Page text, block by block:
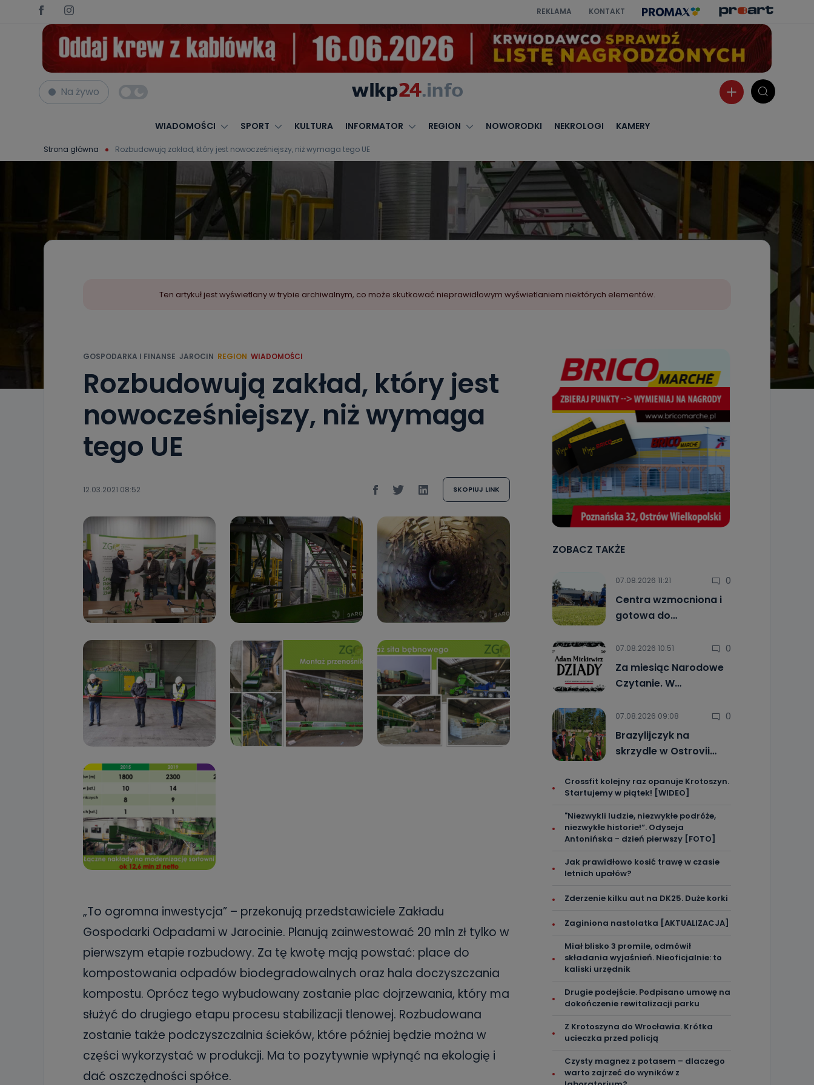
REKLAMA KONTAKT
Na żywo
WIADOMOŚCI SPORT KULTURA INFORMATOR REGION NOWORODKI NEKROLOGI KAMERY
Strona główna Rozbudowują zakład, który jest nowocześniejszy, niż wymaga tego UE
Ten artykuł jest wyświetlany w trybie archiwalnym, co może skutkować nieprawidłowym wyświetlaniem niektórych elementów.
GOSPODARKA I FINANSE JAROCIN REGION WIADOMOŚCI
Rozbudowują zakład, który jest
nowocześniejszy, niż wymaga
tego UE
12.03.2021 08:52 SKOPIUJ LINK
„To ogromna inwestycja” – przekonują przedstawiciele Zakładu
Gospodarki Odpadami w Jarocinie. Planują zainwestować 20 mln zł tylko w
pierwszym etapie rozbudowy. Za tę kwotę mają powstać: place do
kompostowania odpadów biodegradowalnych oraz hala doczyszczania
kompostu. Oprócz tego wybudowany zostanie plac dojrzewania, który ma
służyć do drugiego etapu procesu stabilizacji tlenowej. Rozbudowana
zostanie także podczyszczalnia ścieków, które później będzie można w
części wykorzystać w produkcji. Ma to pozytywnie wpłynąć na ekologię i
dać oszczędności spółce.
ZOBACZ TAKŻE
07.08.2026 11:21 0
Centra wzmocniona i
gotowa do…
07.08.2026 10:51 0
Za miesiąc Narodowe
Czytanie. W…
07.08.2026 09:08 0
Brazylijczyk na
skrzydle w Ostrovii…
Crossfit kolejny raz opanuje Krotoszyn.
Startujemy w piątek! [WIDEO]
"Niezwykli ludzie, niezwykłe podróże,
niezwykłe historie!”. Odyseja
Antonińska - dzień pierwszy [FOTO]
Jak prawidłowo kosić trawę w czasie
letnich upałów?
Zderzenie kilku aut na DK25. Duże korki
Zaginiona nastolatka [AKTUALIZACJA]
Miał blisko 3 promile, odmówił
składania wyjaśnień. Nieoficjalnie: to
kaliski urzędnik
Drugie podejście. Podpisano umowę na
dokończenie rewitalizacji parku
Z Krotoszyna do Wrocławia. Krótka
ucieczka przed policją
Czysty magnez z potasem – dlaczego
warto zajrzeć do wyników z